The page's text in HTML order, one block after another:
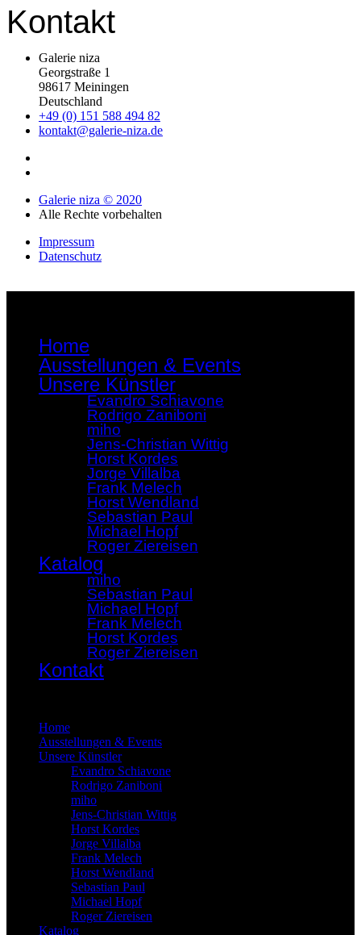
Kontakt
Galerie niza
Georgstraße 1
98617 Meiningen
Deutschland
+49 (0) 151 588 494 82
kontakt@galerie-niza.de
Galerie niza © 2020
Alle Rechte vorbehalten
Impressum
Datenschutz
Home
Ausstellungen & Events
Unsere Künstler
Evandro Schiavone
Rodrigo Zaniboni
miho
Jens-Christian Wittig
Horst Kordes
Jorge Villalba
Frank Melech
Horst Wendland
Sebastian Paul
Michael Hopf
Roger Ziereisen
Katalog
miho
Sebastian Paul
Michael Hopf
Frank Melech
Horst Kordes
Roger Ziereisen
Kontakt
Home
Ausstellungen & Events
Unsere Künstler
Evandro Schiavone
Rodrigo Zaniboni
miho
Jens-Christian Wittig
Horst Kordes
Jorge Villalba
Frank Melech
Horst Wendland
Sebastian Paul
Michael Hopf
Roger Ziereisen
Katalog